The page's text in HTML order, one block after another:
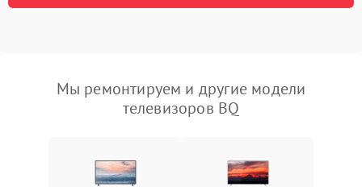
Мы ремонтируем и другие модели
телевизоров BQ